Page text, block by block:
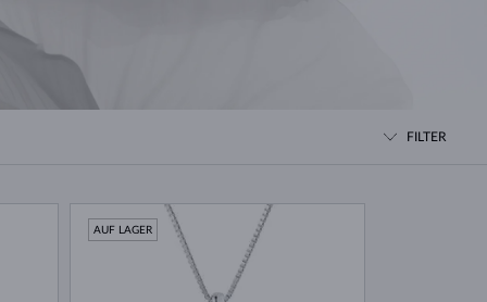
FILTER
AUF LAGER